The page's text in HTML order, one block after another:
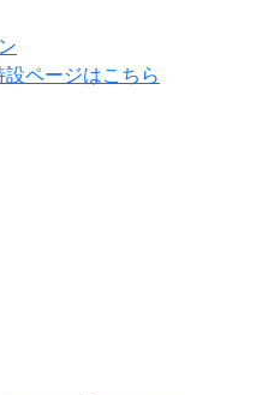
ページはこちら